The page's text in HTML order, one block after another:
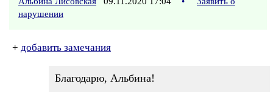
нарушении
+ добавить замечания
Благодарю, Альбина!